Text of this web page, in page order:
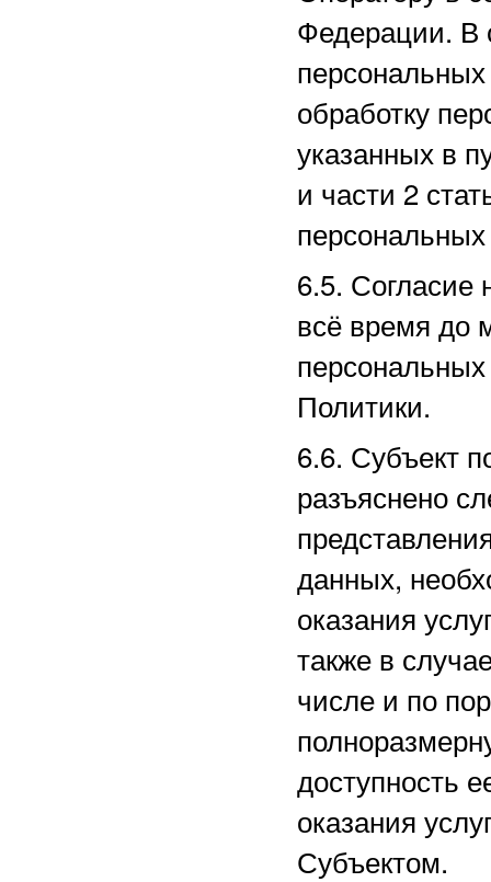
Федерации. В
обработку
указанных в
и части 2
6.5. Согласие
всё время до
Политики.
6.6. Субъект
разъяснено
данных,
оказания
также в
числе и по
доступность
оказания
Субъектом.